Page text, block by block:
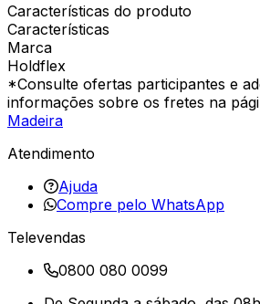
Características do produto
Características
Marca
Holdflex
*Consulte ofertas participantes e
informações sobre os fretes na
Madeira
Atendimento
Ajuda
Compre pelo WhatsApp
Televendas
0800 080 0099